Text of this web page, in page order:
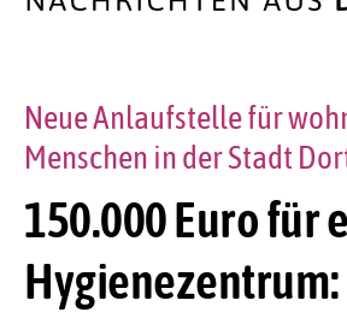
150.000 Euro für
Neue Anlaufstelle für
Menschen in der Stadt